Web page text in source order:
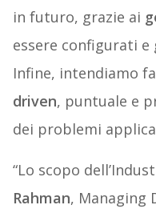
in futuro, grazie ai
essere configurati
Infine, intendiamo
driven, puntuale e
dei problemi
“Lo scopo
Rahman, Managing